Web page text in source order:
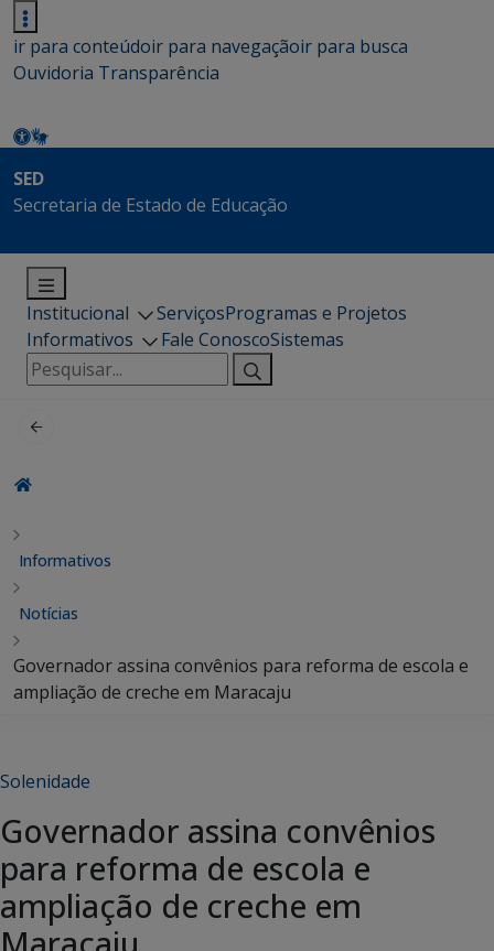
ir para conteúdoir para navegaçãoir para busca
Ouvidoria Transparência
SED
Secretaria de Estado de Educação
Institucional ServiçosProgramas e Projetos
Informativos
Fale ConoscoSistemas
Pesquisar
por:
Informativos
Notícias
Governador assina convênios para reforma de escola e
ampliação de creche em Maracaju
Solenidade
Governador assina convênios
para reforma de escola e
ampliação de creche em